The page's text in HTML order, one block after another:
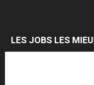
LES JOBS LES